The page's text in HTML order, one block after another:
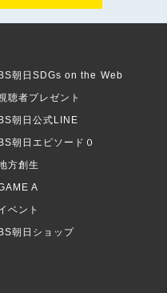
BS朝日SDGs on the Web
聴者プレゼント
BS朝日公式LINE
BS朝日エピソード０
方創生
A
ベント
朝日ショップ